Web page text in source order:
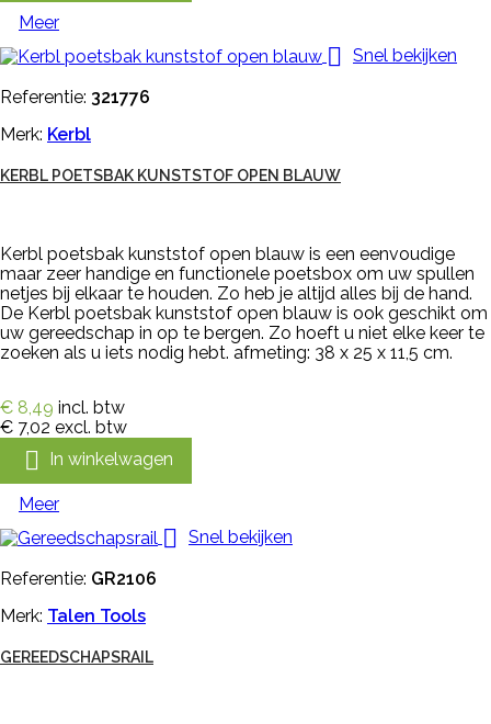
Meer
 Snel bekijken
Referentie: 321776
Merk: Kerbl
KERBL POETSBAK KUNSTSTOF OPEN BLAUW
Kerbl poetsbak kunststof open blauw is een eenvoudige
maar zeer handige en functionele poetsbox om uw spullen
netjes bij elkaar te houden. Zo heb je altijd alles bij de hand.
De Kerbl poetsbak kunststof open blauw is ook geschikt om
uw gereedschap in op te bergen. Zo hoeft u niet elke keer te
zoeken als u iets nodig hebt. afmeting: 38 x 25 x 11,5 cm.
€ 8,49 incl. btw
€ 7,02 excl. btw
 In winkelwagen
Meer
 Snel bekijken
Referentie: GR2106
Merk: Talen Tools
GEREEDSCHAPSRAIL